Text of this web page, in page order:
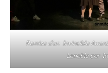
Remise d’un Invincible
Lenoble par